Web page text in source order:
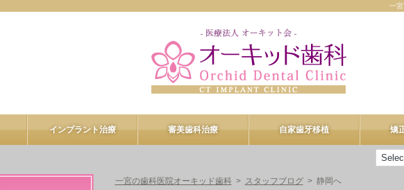
一
インプラント治療 審美歯科治療 自家歯牙移植 矯
一宮の歯科医院オーキッド歯科 スタッフブログ 静岡へ